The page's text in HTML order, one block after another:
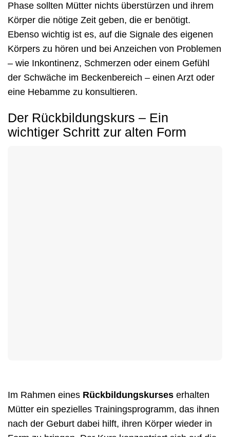
Phase sollten Mütter nichts überstürzen und ihrem
Körper die nötige Zeit geben, die er benötigt.
Ebenso wichtig ist es, auf die Signale des eigenen
Körpers zu hören und bei Anzeichen von Problemen
– wie Inkontinenz, Schmerzen oder einem Gefühl
der Schwäche im Beckenbereich – einen Arzt oder
eine Hebamme zu konsultieren.
Der Rückbildungskurs – Ein
wichtiger Schritt zur alten Form
Im Rahmen eines Rückbildungskurses erhalten
Mütter ein spezielles Trainingsprogramm, das ihnen
nach der Geburt dabei hilft, ihren Körper wieder in